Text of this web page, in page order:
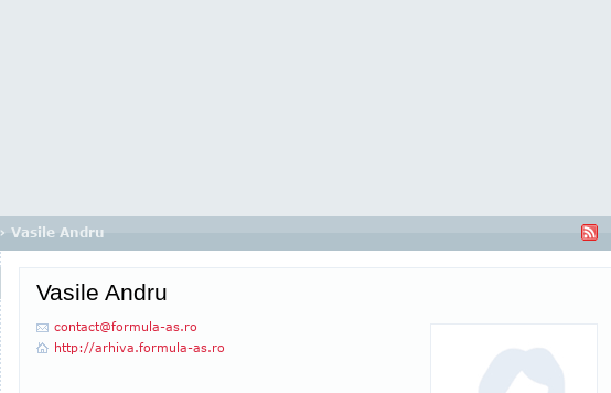
› Vasile Andru
Vasile Andru
contact@formula-as.ro
http://arhiva.formula-as.ro